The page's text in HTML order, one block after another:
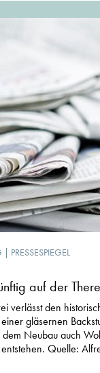
| PRESSESPIEGEL
auf der
verlässt den
gläsernen
Neubau auch
Quelle: